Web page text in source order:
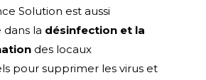
Solution est aussi
la désinfection et la
des locaux
pour supprimer les virus et